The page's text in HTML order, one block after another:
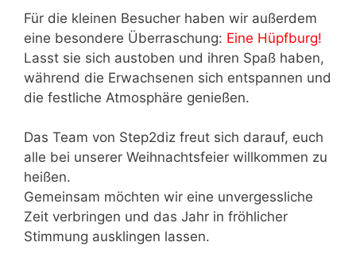
Für die kleinen Besucher haben wir außerdem
eine besondere Überraschung: Eine Hüpfburg!
Lasst sie sich austoben und ihren Spaß haben,
während die Erwachsenen sich entspannen und
die festliche Atmosphäre genießen.
Das Team von Step2diz freut sich darauf, euch
alle bei unserer Weihnachtsfeier willkommen zu
heißen.
Gemeinsam möchten wir eine unvergessliche
Zeit verbringen und das Jahr in fröhlicher
Stimmung ausklingen lassen.